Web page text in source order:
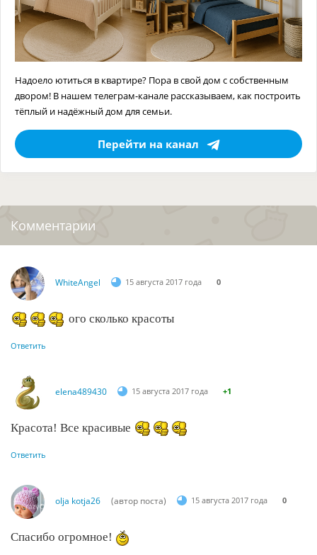
Надоело ютиться в квартире? Пора в свой дом с собственным
двором! В нашем телеграм-канале рассказываем, как построить
тёплый и надёжный дом для семьи.
Перейти на канал
Комментарии
WhiteAngel 15 августа 2017 года 0
ого сколько красоты
Ответить
elena489430 15 августа 2017 года +1
Красота! Все красивые
Ответить
olja kotja26 (автор поста) 15 августа 2017 года 0
Спасибо огромное!